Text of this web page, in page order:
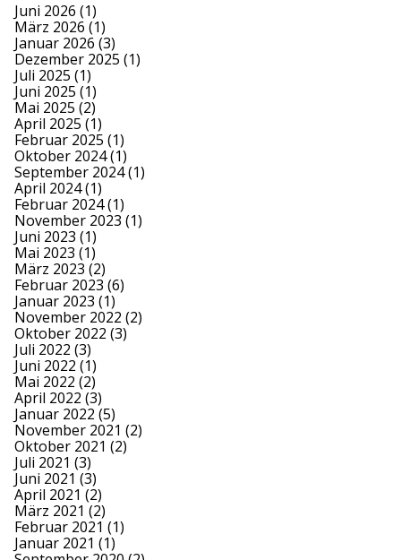
Juni 2026 (1)
März 2026 (1)
Januar 2026 (3)
Dezember 2025 (1)
Juli 2025 (1)
Juni 2025 (1)
Mai 2025 (2)
April 2025 (1)
Februar 2025 (1)
Oktober 2024(1)
September 2024(1)
April 2024(1)
Februar 2024(1)
November 2023 (1)
Juni 2023 (1)
Mai 2023 (1)
März 2023 (2)
Februar 2023 (6)
Januar 2023 (1)
November 2022 (2)
Oktober 2022 (3)
Juli 2022 (3)
Juni 2022 (1)
Mai 2022 (2)
April 2022 (3)
Januar 2022 (5)
November 2021 (2)
Oktober 2021 (2)
Juli 2021 (3)
Juni 2021 (3)
April 2021 (2)
März 2021 (2)
Februar 2021 (1)
Januar 2021 (1)